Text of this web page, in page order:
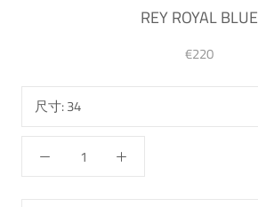
REY ROYAL BLUE
€220
尺寸:34